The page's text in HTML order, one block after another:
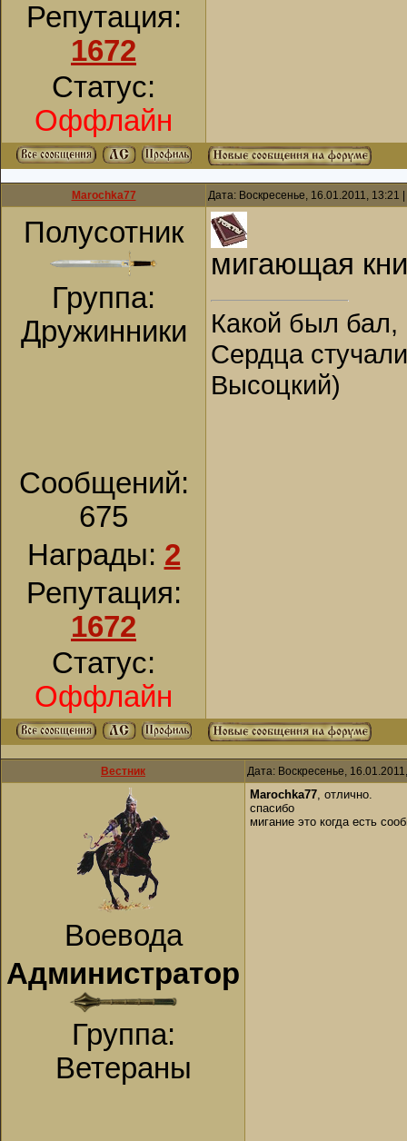
Репутация:
1672
Статус:
Оффлайн
Marochka77 Дата: Воскресенье, 16.01.2011,
Полусотник
Группа:
Дружинники
Сообщений:
675
Награды: 2
Репутация:
1672
Статус:
Оффлайн
мигающая
Какой был бал,
Сердца
Высоцкий)
Вестник Дата: Воскресенье,
Воевода
Администратор
Группа:
Ветераны
Marochka77, отлично.
спасибо
мигание это когда есть